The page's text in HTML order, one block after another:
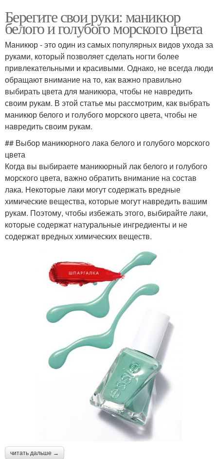
Берегите свои руки: маникюр
белого и голубого морского цвета
Маникюр - это один из самых популярных видов ухода за
руками, который позволяет сделать ногти более
привлекательными и красивыми. Однако, не всегда люди
обращают внимание на то, как важно правильно
выбирать цвета для маникюра, чтобы не навредить
своим рукам. В этой статье мы рассмотрим, как выбрать
маникюр белого и голубого морского цвета, чтобы не
навредить своим рукам.
## Выбор маникюрного лака белого и голубого морского
цвета
Когда вы выбираете маникюрный лак белого и голубого
морского цвета, важно обратить внимание на состав
лака. Некоторые лаки могут содержать вредные
химические вещества, которые могут навредить вашим
рукам. Поэтому, чтобы избежать этого, выбирайте лаки,
которые содержат натуральные ингредиенты и не
содержат вредных химических веществ.
читать дальше →